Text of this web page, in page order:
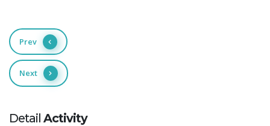
DetailActivity
Prev
Next